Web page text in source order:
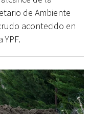
de Ambiente
acontecido en